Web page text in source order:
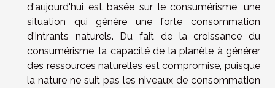
d'aujourd'hui est basée sur le consumérisme, une
situation qui génère une forte consommation
d'intrants naturels. Du fait de la croissance du
consumérisme, la capacité de la planète à générer
des ressources naturelles est compromise, puisque
la nature ne suit pas les niveaux de consommation